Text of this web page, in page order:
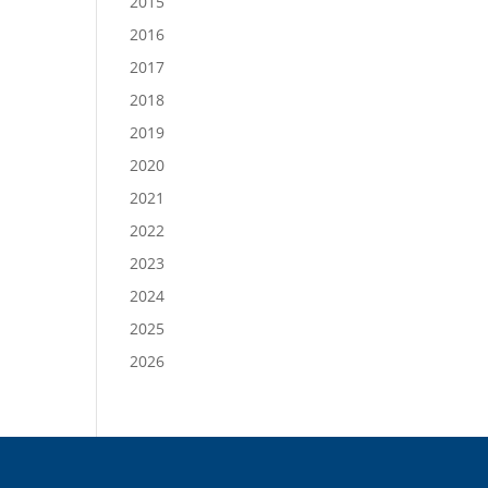
2016
2017
2018
2019
2020
2021
2022
2023
2024
2025
2026